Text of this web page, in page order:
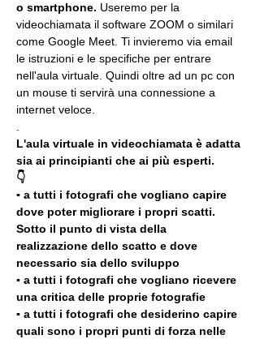
o smartphone. Useremo per la
videochiamata il software ZOOM o similari
come Google Meet. Ti invieremo via email
le istruzioni e le specifiche per entrare
nell'aula virtuale. Quindi oltre ad un pc con
un mouse ti servirà una connessione a
internet veloce.
L'aula virtuale in videochiamata è adatta
sia ai principianti che ai più esperti.
👇
▪️ a tutti i fotografi che vogliano capire
dove poter migliorare i propri scatti.
Sotto il punto di vista della
realizzazione dello scatto e dove
necessario sia dello sviluppo
▪️ a tutti i fotografi che vogliano ricevere
una critica delle proprie fotografie
▪️ a tutti i fotografi che desiderino capire
quali sono i propri punti di forza nelle